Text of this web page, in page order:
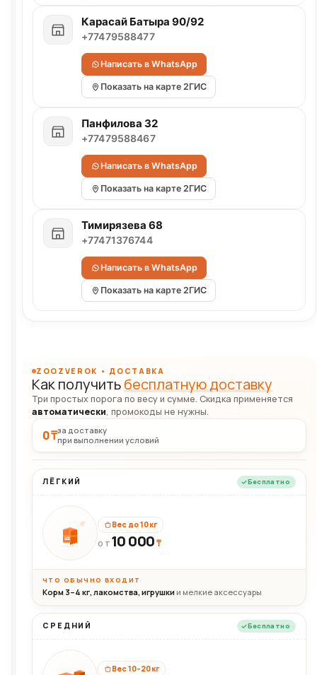
Карасай Батыра 90/92
+77479588477
Написать в WhatsApp
Показать на карте 2ГИС
Панфилова 32
+77479588467
Написать в WhatsApp
Показать на карте 2ГИС
Тимирязева 68
+77471376744
Написать в WhatsApp
Показать на карте 2ГИС
ZOOZVEROK • ДОСТАВКА
Как получитьбесплатную доставку
Три простых порога по весу и сумме. Скидка применяется
автоматически, промокоды не нужны.
0 ₸за доставку
при выполнении условий
ЛЁГКИЙ Бесплатно
10кг
Вес до 10 кг
ОТ 10 000₸
ЧТО ОБЫЧНО ВХОДИТ
Корм 3–4 кг, лакомства, игрушки и мелкие аксессуары
СРЕДНИЙ Бесплатно
Вес 10–20 кг